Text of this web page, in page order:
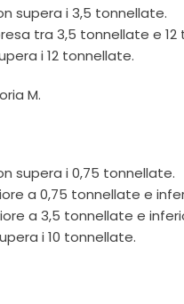
supera i 3,5 tonnellate.
tra 3,5 tonnellate e 12
i 12 tonnellate.
M.
supera i 0,75 tonnellate.
a 0,75 tonnellate e
a 3,5 tonnellate e
i 10 tonnellate.